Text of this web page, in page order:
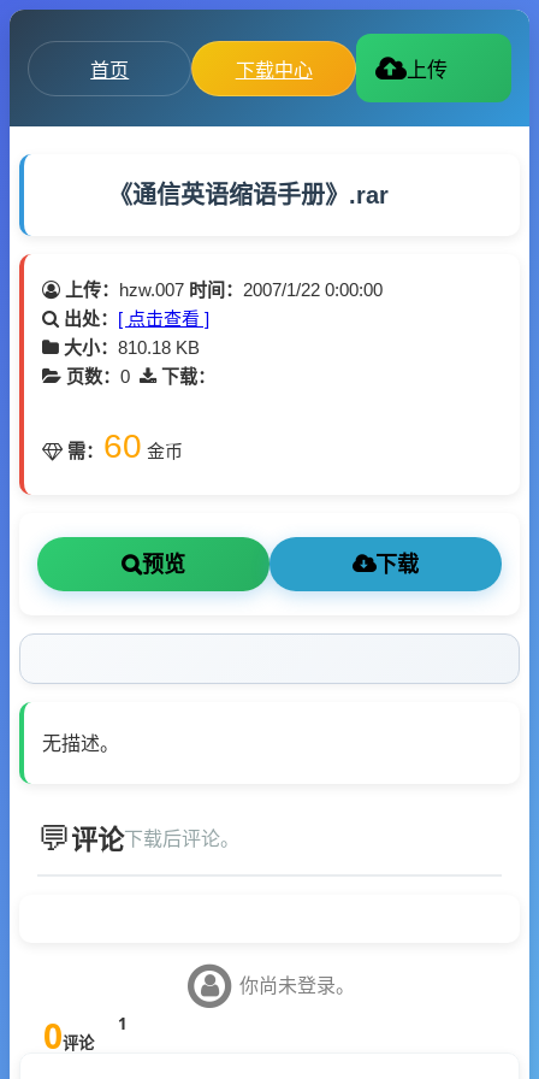
首页 下载中心 上传
《通信英语缩语手册》.rar
上传： hzw.007 时间： 2007/1/22 0:00:00
出处： [ 点击查看 ]
大小： 810.18 KB
页数： 0 下载：
需： 60 金币
预览 下载
无描述。
评论下载后评论。
你尚未登录。
0评论
1